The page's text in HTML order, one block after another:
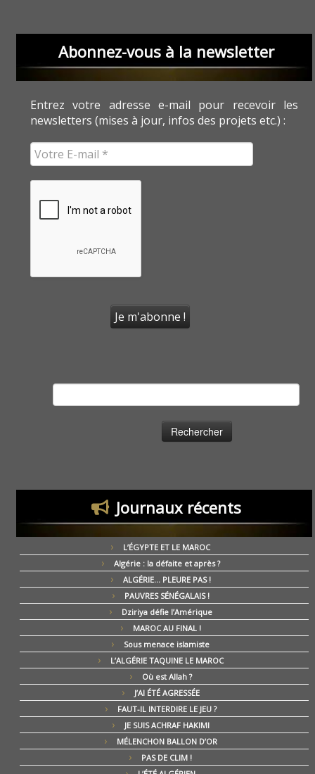
Abonnez-vous à la newsletter
Entrez votre adresse e-mail pour recevoir les
newsletters (mises à jour, infos des projets etc.) :
Journaux récents
L’ÉGYPTE ET LE MAROC
Algérie : la défaite et après ?
ALGÉRIE… PLEURE PAS !
PAUVRES SÉNÉGALAIS !
Dziriya défie l’Amérique
MAROC AU FINAL !
Sous menace islamiste
L’ALGÉRIE TAQUINE LE MAROC
Où est Allah ?
J’AI ÉTÉ AGRESSÉE
FAUT-IL INTERDIRE LE JEU ?
JE SUIS ACHRAF HAKIMI
MÉLENCHON BALLON D’OR
PAS DE CLIM !